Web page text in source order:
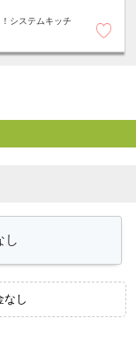
システムキッチ
なし